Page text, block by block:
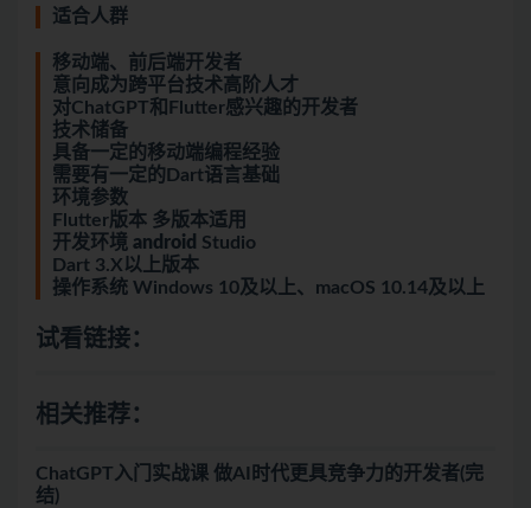
适合人群
移动端、前后端开发者
意向成为跨平台技术高阶人才
对ChatGPT和Flutter感兴趣的开发者
技术储备
具备一定的移动端编程经验
需要有一定的Dart语言基础
环境参数
Flutter版本 多版本适用
开发环境 android Studio
Dart 3.X以上版本
操作系统 Windows 10及以上、macOS 10.14及以上
试看链接：
相关推荐：
ChatGPT入门实战课 做AI时代更具竞争力的开发者(完
结)